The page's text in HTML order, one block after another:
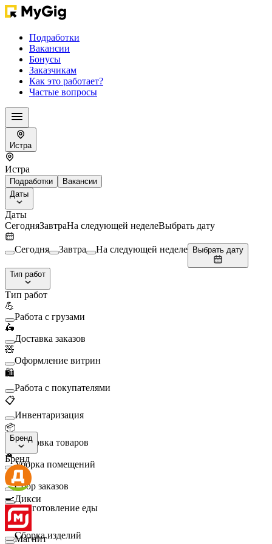
Подработки
Вакансии
Бонусы
Заказчикам
Как это работает?
Частые вопросы
Истра
Истра
Подработки
Вакансии
Даты
Даты
СегодняЗавтраНа следующей неделеВыбрать дату
Сегодня Завтра На следующей неделе Выбрать дату
Тип работ
Тип работ
💪
Работа с грузами
🛵
Доставка заказов
🧸
Оформление витрин
🛍️
Работа с покупателями
📋
Инвентаризация
📦
Упаковка товаров
🧹
Уборка помещений
🛒
Сбор заказов
🍳
Приготовление еды
🛠️
Сборка изделий
Бренд
Бренд
Дикси
Магнит